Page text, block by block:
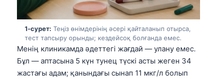
1-сурет: Теңіз өнімдерінің әсері қайталанып отырса,
тест тапсыру орынды; кездейсоқ болғанда емес.
Менің клиникамда әдеттегі жағдай — улану емес.
Бұл — аптасына 5 күн тунец түскі асты жеген 34
жастағы адам; қанындағы сынап 11 мкг/л болып